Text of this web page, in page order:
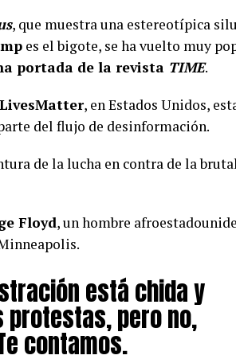
, que muestra una estereotípica
es el bigote, se ha vuelto muy
portada de la revista TIME.
, en Estados Unidos,
del flujo de desinformación.
de la lucha en contra de la
Floyd, un hombre
está chida y
pero no,
contamos.